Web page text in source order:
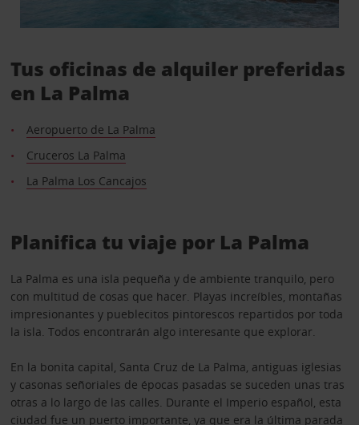
Tus oficinas de alquiler preferidas
en La Palma
Aeropuerto de La Palma
Cruceros La Palma
La Palma Los Cancajos
Planifica tu viaje por La Palma
La Palma es una isla pequeña y de ambiente tranquilo, pero
con multitud de cosas que hacer. Playas increíbles, montañas
impresionantes y pueblecitos pintorescos repartidos por toda
la isla. Todos encontrarán algo interesante que explorar.
En la bonita capital, Santa Cruz de La Palma, antiguas iglesias
y casonas señoriales de épocas pasadas se suceden unas tras
otras a lo largo de las calles. Durante el Imperio español, esta
ciudad fue un puerto importante, ya que era la última parada